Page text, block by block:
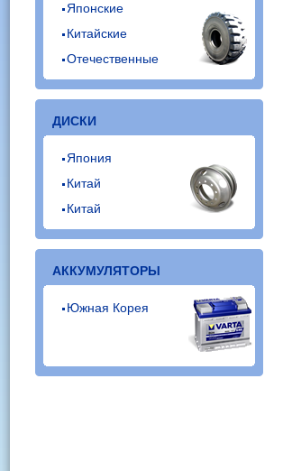
Японские
Китайские
Отечественные
ДИСКИ
Япония
Китай
Китай
АККУМУЛЯТОРЫ
Южная Корея